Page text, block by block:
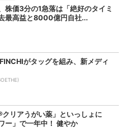
株価3分の1急落は「絶好のタイミ
最高益と8000億円自社...
がタッグを組み、新メディ
クリアうがい薬」といっしょに
ー」で一年中！ 健やか